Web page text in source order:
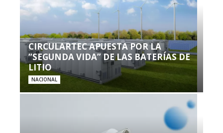
CIRCULARTEC APUESTA POR LA
“SEGUNDA VIDA” DE LAS BATERÍAS DE
LITIO
NACIONAL